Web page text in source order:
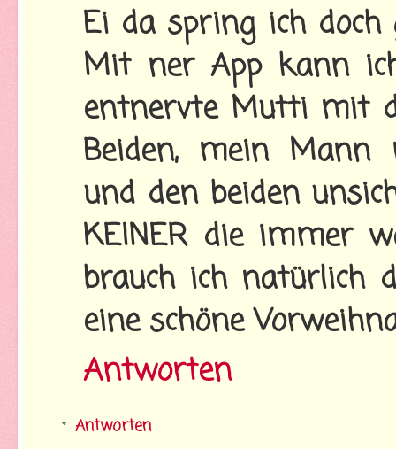
Ei da spring ich
Mit ner App kann
entnervte Mutti mit
Beiden, mein Mann
und den beiden
KEINER die immer
brauch ich natürlich
eine schöne
Antworten
Antworten